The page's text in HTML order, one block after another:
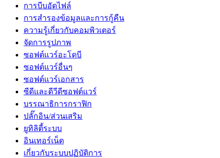
การบีบอัดไฟล์
การสำรองข้อมูลและการกู้คืน
ความรู้เกี่ยวกับคอมพิวเตอร์
จัดการรูปภาพ
ซอฟต์แวร์อะโดบี
ซอฟต์แวร์อื่นๆ
ซอฟต์แวร์เอกสาร
ซีดีและดีวีดีซอฟต์แวร์
บรรณาธิการกราฟิก
ปลั๊กอิน/ส่วนเสริม
ยูทิลิตี้ระบบ
อินเทอร์เน็ต
เกี่ยวกับระบบปฏิบัติการ